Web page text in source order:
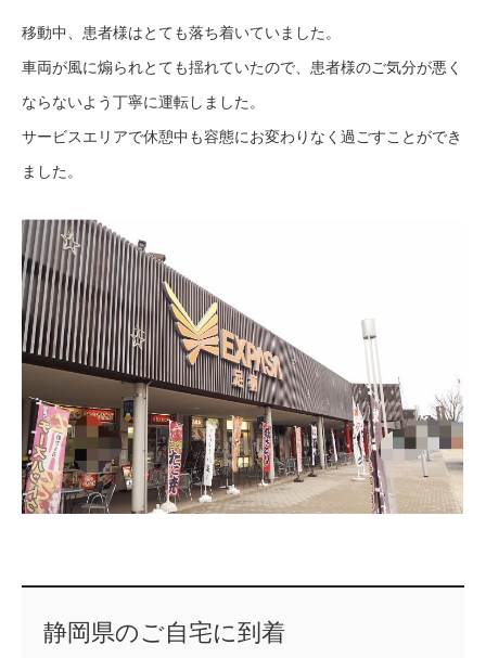
移動中、患者様はとても落ち着いていました。
車両が風に煽られとても揺れていたので、患者様のご気分が悪く
ならないよう丁寧に運転しました。
サービスエリアで休憩中も容態にお変わりなく過ごすことができ
ました。
静岡県のご自宅に到着